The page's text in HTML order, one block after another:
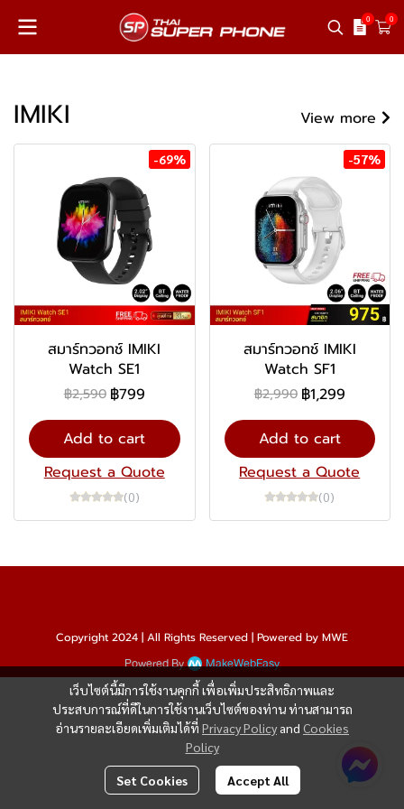
0 0
IMIKI View more
-69%
สมาร์ทวอทช์ IMIKI
Watch SE1
฿2,590 ฿799
Add to cart
Request a Quote
(0)
-57%
สมาร์ทวอทช์ IMIKI
Watch SF1
฿2,990 ฿1,299
Add to cart
Request a Quote
(0)
เว็บไซต์นี้มีการใช้งานคุกกี้ เพื่อเพิ่มประสิทธิภาพและ
ประสบการณ์ที่ดีในการใช้งานเว็บไซต์ของท่าน ท่านสามารถ
อ่านรายละเอียดเพิ่มเติมได้ที่ Privacy Policy and Cookies
Policy
Set Cookies Accept All
Copyright 2024 | All Rights Reserved | Powered by MWE
Powered By MakeWebEasy